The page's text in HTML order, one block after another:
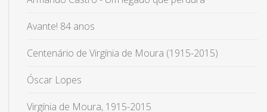
Avante! 84 anos
Centenário de Virgínia de Moura (1915-2015)
Óscar Lopes
Virgínia de Moura, 1915-2015